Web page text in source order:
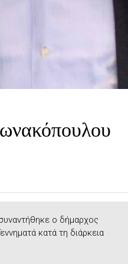
ο δήμαρχος
κατά τη διάρκεια